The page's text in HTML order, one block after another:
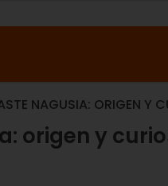
NAGUSIA: ORIGEN Y
origen y